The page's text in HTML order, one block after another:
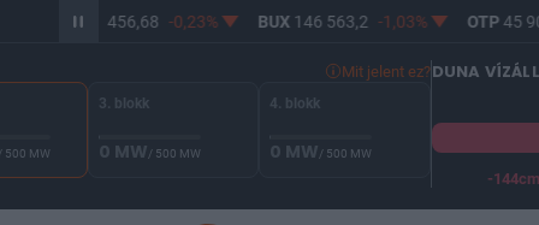
64 456,68 -0,23% BUX146 563,2 -1,03% OTP45
Mit jelent ez?
/ 500 MW
3. blokk
0 MW/ 500 MW
4. blokk
0 MW/ 500 MW
DUNA
-144cm